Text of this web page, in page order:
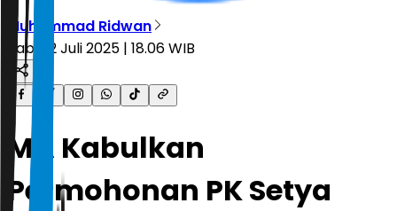
Muhammad Ridwan
Rabu, 2 Juli 2025 | 18.06 WIB
MA Kabulkan
Permohonan PK Setya